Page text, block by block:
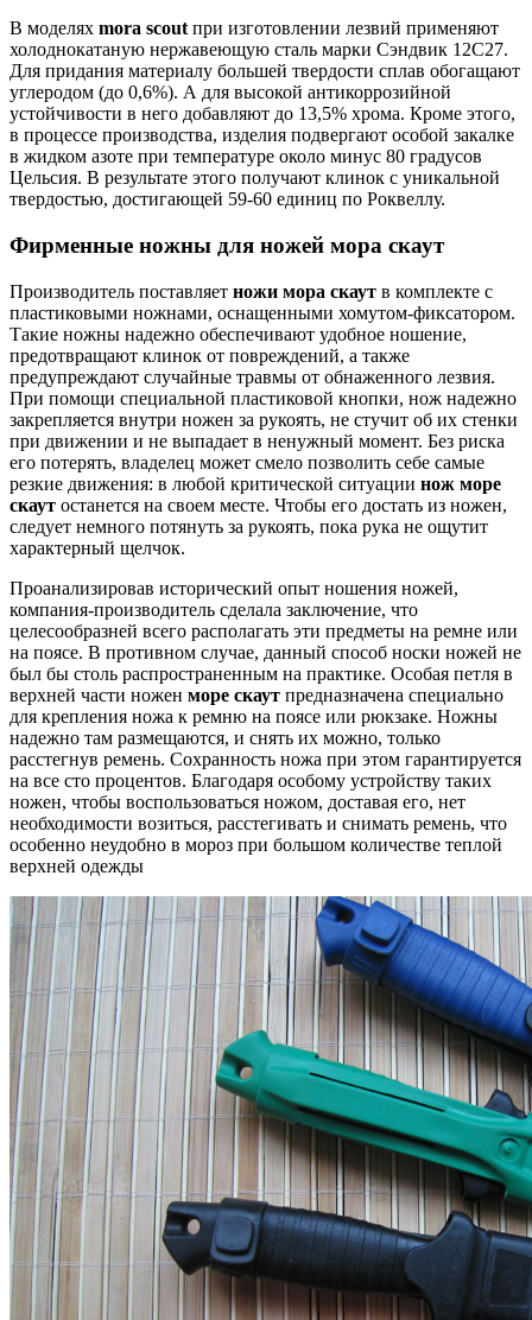
В моделях mora scout при изготовлении лезвий применяют
холоднокатаную нержавеющую сталь марки Сэндвик 12С27.
Для придания материалу большей твердости сплав обогащают
углеродом (до 0,6%). А для высокой антикоррозийной
устойчивости в него добавляют до 13,5% хрома. Кроме этого,
в процессе производства, изделия подвергают особой закалке
в жидком азоте при температуре около минус 80 градусов
Цельсия. В результате этого получают клинок с уникальной
твердостью, достигающей 59-60 единиц по Роквеллу.
Фирменные ножны для ножей мора скаут
Производитель поставляет ножи мора скаут в комплекте с
пластиковыми ножнами, оснащенными хомутом-фиксатором.
Такие ножны надежно обеспечивают удобное ношение,
предотвращают клинок от повреждений, а также
предупреждают случайные травмы от обнаженного лезвия.
При помощи специальной пластиковой кнопки, нож надежно
закрепляется внутри ножен за рукоять, не стучит об их стенки
при движении и не выпадает в ненужный момент. Без риска
его потерять, владелец может смело позволить себе самые
резкие движения: в любой критической ситуации нож море
скаут останется на своем месте. Чтобы его достать из ножен,
следует немного потянуть за рукоять, пока рука не ощутит
характерный щелчок.
Проанализировав исторический опыт ношения ножей,
компания-производитель сделала заключение, что
целесообразней всего располагать эти предметы на ремне или
на поясе. В противном случае, данный способ носки ножей не
был бы столь распространенным на практике. Особая петля в
верхней части ножен море скаут предназначена специально
для крепления ножа к ремню на поясе или рюкзаке. Ножны
надежно там размещаются, и снять их можно, только
расстегнув ремень. Сохранность ножа при этом гарантируется
на все сто процентов. Благодаря особому устройству таких
ножен, чтобы воспользоваться ножом, доставая его, нет
необходимости возиться, расстегивать и снимать ремень, что
особенно неудобно в мороз при большом количестве теплой
верхней одежды